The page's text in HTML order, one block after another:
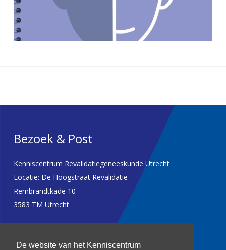
De website van het Kenniscentrum
Bezoek & Post
Kenniscentrum Revalidatiegeneeskunde Utrecht
Locatie: De Hoogstraat Revalidatie
Rembrandtkade 10
3583 TM Utrecht